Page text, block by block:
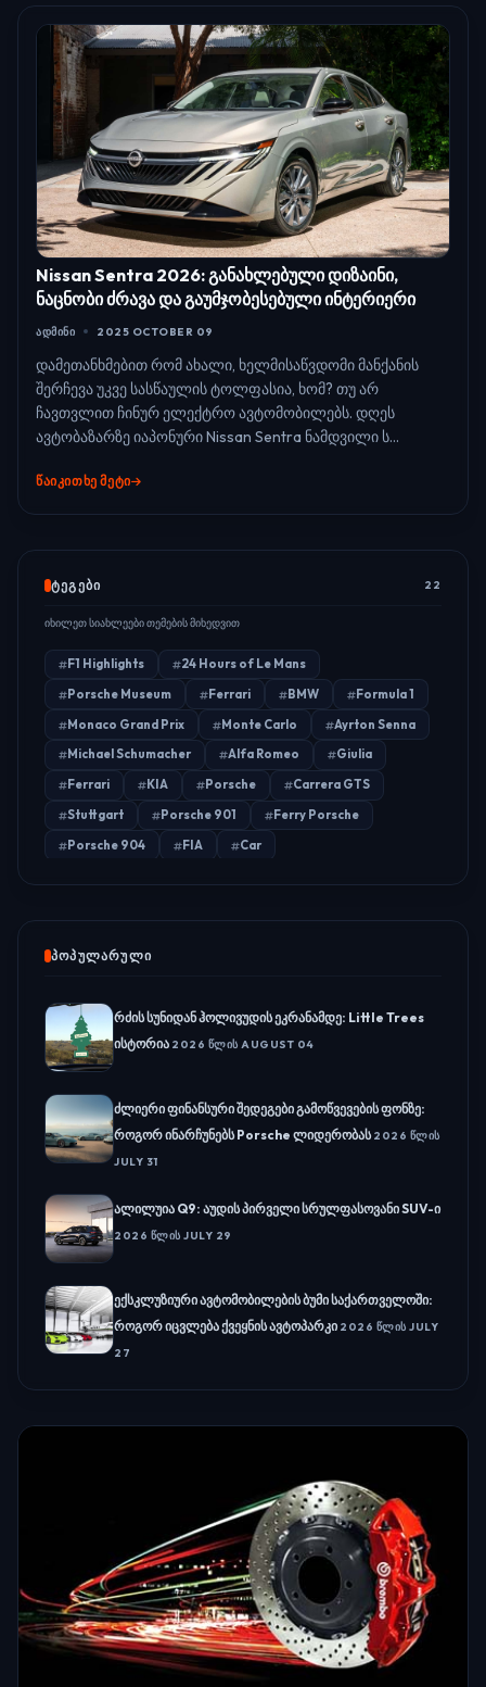
Nissan Sentra 2026: განახლებული დიზაინი,
ნაცნობი ძრავა და გაუმჯობესებული ინტერიერი
ᲐᲓᲛᲘᲜᲘ 2025 OCTOBER 09
დამეთანხმებით რომ ახალი, ხელმისაწვდომი მანქანის
შერჩევა უკვე სასწაულის ტოლფასია, ხომ? თუ არ
ჩავთვლით ჩინურ ელექტრო ავტომობილებს. დღეს
ავტობაზარზე იაპონური Nissan Sentra ნამდვილი ს...
ᲬᲐᲘᲙᲘᲗᲮᲔ ᲛᲔᲢᲘ
ᲢᲔᲒᲔᲑᲘ 22
იხილეთ სიახლეები თემების მიხედვით
F1 Highlights
24 Hours of Le Mans
Porsche Museum
Ferrari BMW
Formula 1
Monaco Grand Prix
Monte Carlo
Ayrton Senna
Michael Schumacher
Alfa Romeo
Giulia
Ferrari
KIA Porsche
Carrera GTS
Stuttgart
Porsche 901
Ferry Porsche
Porsche 904
FIA Car
ᲞᲝᲞᲣᲚᲐᲠᲣᲚᲘ
რძის სუნიდან ჰოლივუდის ეკრანამდე: Little Trees
ისტორია 2026 ᲬᲚᲘᲡ AUGUST 04
ძლიერი ფინანსური შედეგები გამოწვევების ფონზე:
როგორ ინარჩუნებს Porsche ლიდერობას2026 ᲬᲚᲘᲡ
JULY 31
ალილუია Q9: აუდის პირველი სრულფასოვანი SUV-ი
2026 ᲬᲚᲘᲡ JULY 29
ექსკლუზიური ავტომობილების ბუმი საქართველოში:
როგორ იცვლება ქვეყნის ავტოპარკი 2026 ᲬᲚᲘᲡ JULY
27